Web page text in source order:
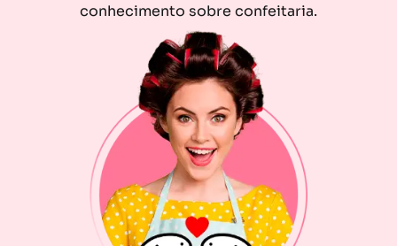
conhecimento sobre confeitaria.